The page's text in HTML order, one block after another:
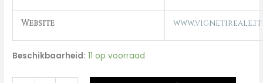
Website www.vignetireale.it
Beschikbaarheid: 11 op voorraad